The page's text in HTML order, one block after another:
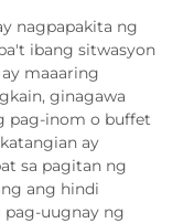
nagpapakita ng
ibang sitwasyon
maaaring
ginagawa
pag-inom o buffet
ay
sa pagitan ng
ang hindi
pag-uugnay ng